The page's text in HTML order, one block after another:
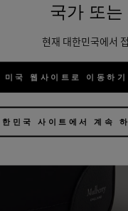
국가 또는
현재 대한민국에서
미국 웹사이트로 이동하기
한민국 사이트에서 계속 하